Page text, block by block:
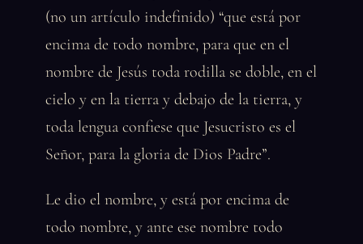
(no un artículo indefinido) “que está por
encima de todo nombre, para que en el
nombre de Jesús toda rodilla se doble, en el
cielo y en la tierra y debajo de la tierra, y
toda lengua confiese que Jesucristo es el
Señor, para la gloria de Dios Padre”.
Le dio el nombre, y está por encima de
todo nombre, y ante ese nombre todo